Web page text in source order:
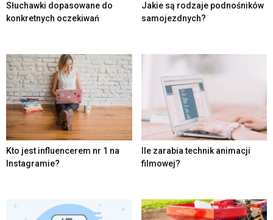
Słuchawki dopasowane do
konkretnych oczekiwań
Jakie są rodzaje podnośników
samojezdnych?
Kto jest influencerem nr 1 na
Instagramie?
Ile zarabia technik animacji
filmowej?